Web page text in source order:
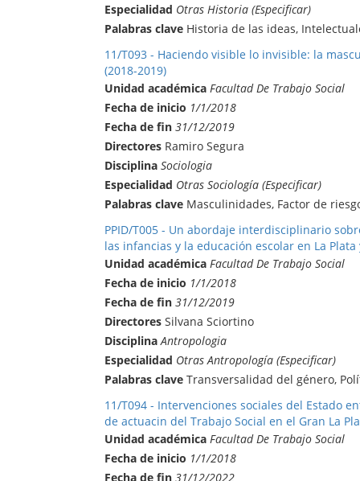
Especialidad Otras Historia (Especificar)
Palabras clave Historia de las ideas,
11/T093 - Haciendo visible lo invisible: la
(2018-2019)
Unidad académica Facultad De Trabajo Social
Fecha de inicio 1/1/2018
Fecha de fin 31/12/2019
Directores Ramiro Segura
Disciplina Sociologia
Especialidad Otras Sociología (Especificar)
Palabras clave Masculinidades, Factor de
PPID/T005 - Un abordaje interdisciplinario
las infancias y la educación escolar en La Plata
Unidad académica Facultad De Trabajo Social
Fecha de inicio 1/1/2018
Fecha de fin 31/12/2019
Directores Silvana Sciortino
Disciplina Antropologia
Especialidad Otras Antropología (Especificar)
Palabras clave Transversalidad del género,
11/T094 - Intervenciones sociales del Estado
de actuacin del Trabajo Social en el Gran La
Unidad académica Facultad De Trabajo Social
Fecha de inicio 1/1/2018
Fecha de fin 31/12/2022